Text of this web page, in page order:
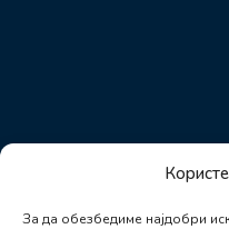
За да обезбедиме најдобри